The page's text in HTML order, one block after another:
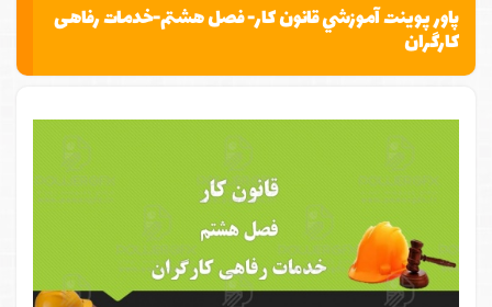
پاور پوينت آموزشي قانون كار- فصل هشتم-خدمات رفاهی
کارگران